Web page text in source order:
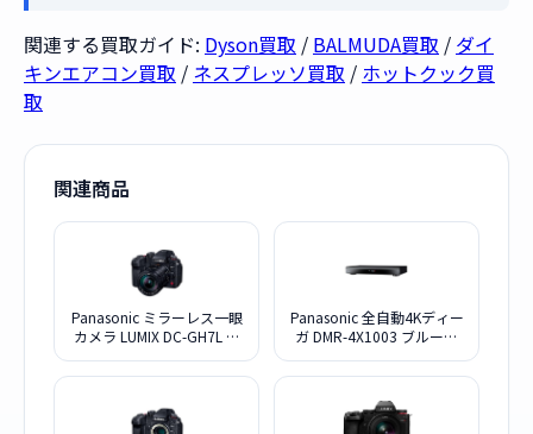
関連する買取ガイド: Dyson買取 / BALMUDA買取 / ダイ
キンエアコン買取 / ネスプレッソ買取 / ホットクック買
取
関連商品
Panasonic ミラーレス一眼
カメラ LUMIX DC-GH7L 標
Panasonic 全自動4Kディー
ガ DMR-4X1003 ブルーレ
10TB